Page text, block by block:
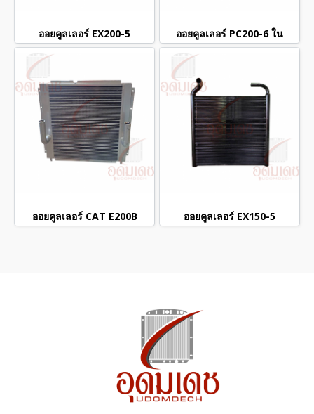
ออยคูลเลอร์ EX200-5 ออยคูลเลอร์ PC200-6 ใน
ออยคูลเลอร์ CAT E200B ออยคูลเลอร์ EX150-5